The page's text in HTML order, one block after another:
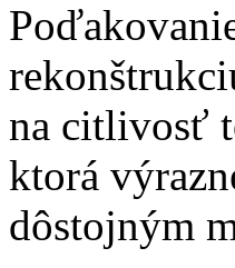
na citlivosť
ktorá
dôstojným